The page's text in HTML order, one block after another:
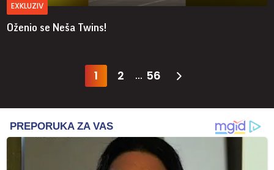
EXKLUZIV
Oženio se Neša Twins!
1 2 ... 56